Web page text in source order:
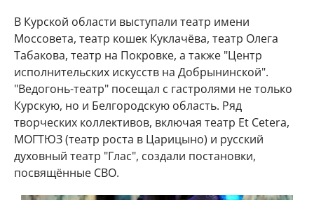
В Курской области выступали театр имени
Моссовета, театр кошек Куклачёва, театр Олега
Табакова, театр на Покровке, а также "Центр
исполнительских искусств на Добрынинской".
"Ведогонь-театр" посещал с гастролями не только
Курскую, но и Белгородскую область. Ряд
творческих коллективов, включая театр Et Cetera,
МОГТЮЗ (театр роста в Царицыно) и русский
духовный театр "Глас", создали постановки,
посвящённые СВО.